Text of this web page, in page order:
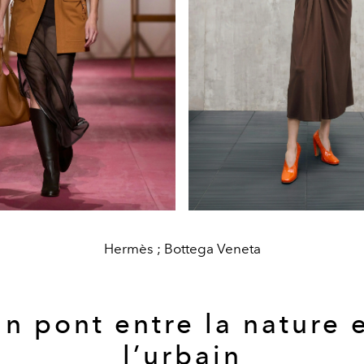
Hermès ; Bottega Veneta
pont entre la nature
l’urbain